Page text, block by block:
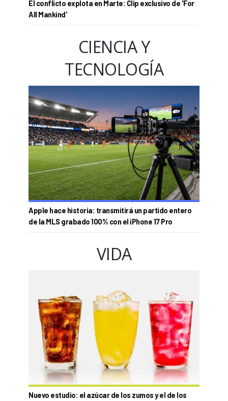
El conflicto explota en Marte: Clip exclusivo de 'For
All Mankind'
CIENCIA Y
TECNOLOGÍA
Apple hace historia: transmitirá un partido entero
de la MLS grabado 100% con el iPhone 17 Pro
VIDA
Nuevo estudio: el azúcar de los zumos y el de los